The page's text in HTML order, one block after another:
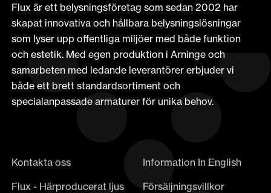
Flux är ett belysningsföretag som sedan 2002 har
skapat innovativa och hållbara belysningslösningar
som lyser upp offentliga miljöer med både funktion
och estetik. Med egen produktion i Arninge och
samarbeten med ledande leverantörer erbjuder vi
både ett brett standardsortiment och
specialanpassade armaturer för unika behov.
Kontakta oss
Information In English
Flux - Härproducerat ljus
Försäljningsvillkor